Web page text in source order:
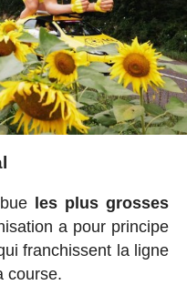
les plus grosses
a pour principe
franchissent la ligne
course.